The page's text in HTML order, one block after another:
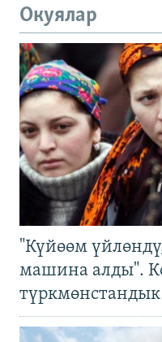
Окуялар
"Күйөөм
машина алды".